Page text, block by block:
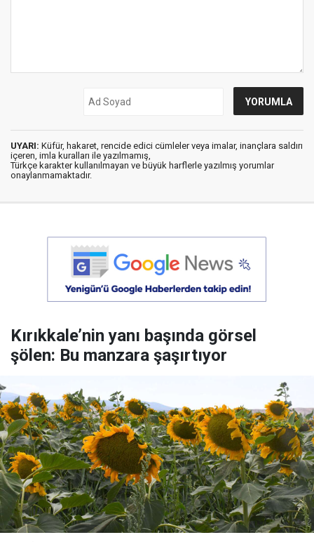
UYARI: Küfür, hakaret, rencide edici cümleler veya imalar, inançlara saldırı
içeren, imla kuralları ile yazılmamış,
Türkçe karakter kullanılmayan ve büyük harflerle yazılmış yorumlar
onaylanmamaktadır.
Kırıkkale’nin yanı başında görsel
şölen: Bu manzara şaşırtıyor